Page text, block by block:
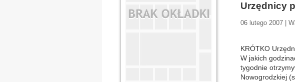
Urzędnicy
06 lutego 2007 |
KRÓTKO
W jakich
tygodnie
Nowogrodzkiej